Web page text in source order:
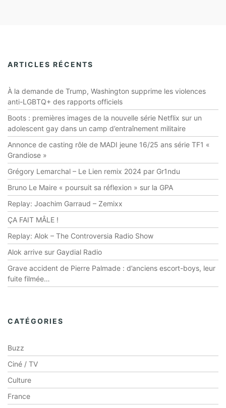
ARTICLES RÉCENTS
À la demande de Trump, Washington supprime les violences
anti-LGBTQ+ des rapports officiels
Boots : premières images de la nouvelle série Netflix sur un
adolescent gay dans un camp d’entraînement militaire
Annonce de casting rôle de MADI jeune 16/25 ans série TF1 «
Grandiose »
Grégory Lemarchal – Le Lien remix 2024 par Gr1ndu
Bruno Le Maire « poursuit sa réflexion » sur la GPA
Replay: Joachim Garraud – Zemixx
ÇA FAIT MÂLE !
Replay: Alok – The Controversia Radio Show
Alok arrive sur Gaydial Radio
Grave accident de Pierre Palmade : d’anciens escort-boys, leur
fuite filmée…
CATÉGORIES
Buzz
Ciné / TV
Culture
France